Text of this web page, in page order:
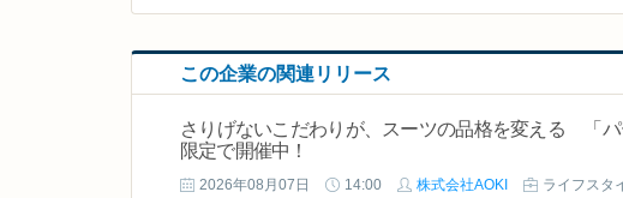
この企業の関連リリース
さりげないこだわりが、スーツの品格を変える 「
限定で開催中！
2026年08月07日 14:00 株式会社AOKI ライフスタ